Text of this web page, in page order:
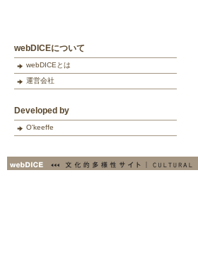
webDICEについて
webDICEとは
運営会社
Developed by
O'keeffe